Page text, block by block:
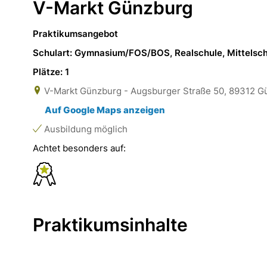
V-Markt Günzburg
Praktikumsangebot
Schulart: Gymnasium/FOS/BOS, Realschule,
Plätze: 1
V-Markt Günzburg - Augsburger Straße 50, 89312
Auf Google Maps anzeigen
Ausbildung möglich
Achtet besonders auf:
Praktikumsinhalte